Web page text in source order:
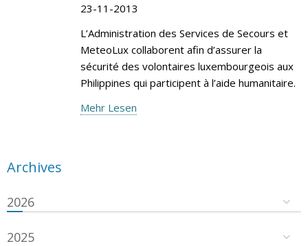
23-11-2013
L’Administration des Services de Secours et
MeteoLux collaborent afin d’assurer la
sécurité des volontaires luxembourgeois aux
Philippines qui participent à l’aide humanitaire.
Mehr Lesen
Archives
2026
2025